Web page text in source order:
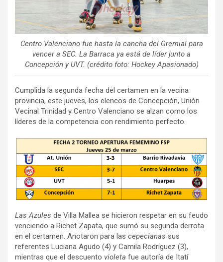
Centro Valenciano fue hasta la cancha del Gremial para
vencer a SEC. La Barraca ya está de líder junto a
Concepción y UVT. (crédito foto: Hockey Apasionado)
Cumplida la segunda fecha del certamen en la vecina
provincia, este jueves, los elencos de Concepción, Unión
Vecinal Trinidad y Centro Valenciano se alzan como los
líderes de la competencia con rendimiento perfecto.
Las Azules de Villa Mallea se hicieron respetar en su feudo
venciendo a Richet Zapata, que sumó su segunda derrota
en el certamen. Anotaron para las cepecianas sus
referentes Luciana Agudo (4) y Camila Rodríguez (3),
mientras que el descuento violeta fue autoría de Itatí